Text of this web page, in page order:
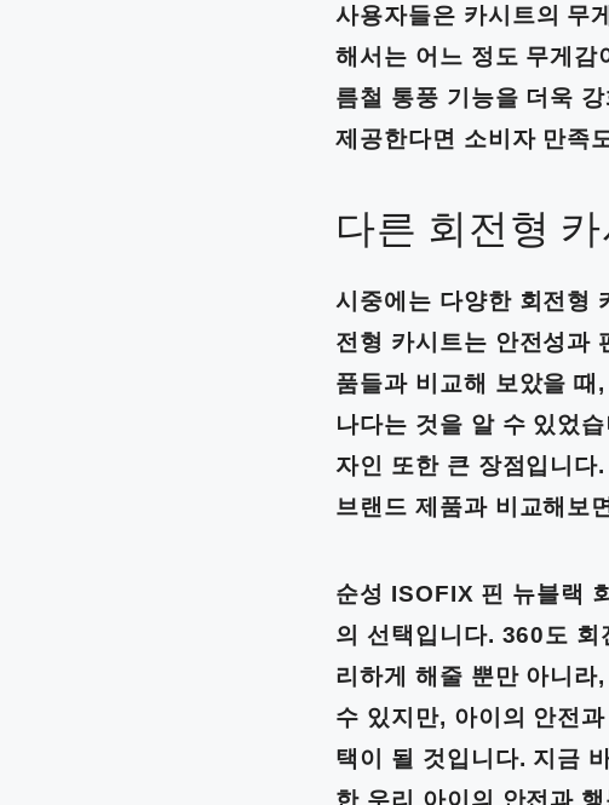
사용자들은 카시트의 무
해서는 어느 정도 무게감
름철 통풍 기능을 더욱
제공한다면 소비자 만족
다른 회전형
시중에는 다양한 회전형
전형 카시트는 안전성과
품들과 비교해 보았을
나다는 것을 알 수 있었
자인 또한 큰 장점입니
브랜드 제품과 비교해보
순성 ISOFIX 핀 뉴블랙
의 선택입니다. 360도
리하게 해줄 뿐만 아니
수 있지만, 아이의 안전
택이 될 것입니다. 지금
한 우리 아이의 안전과